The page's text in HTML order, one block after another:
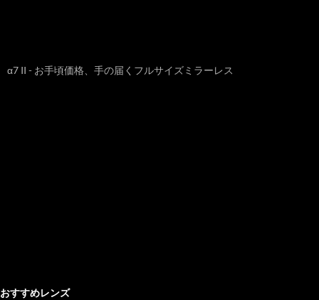
α7 II - お手頃価格、手の届くフルサイズミラーレス
おすすめレンズ